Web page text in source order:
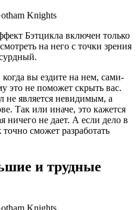
Бэтцикла включен только
на него с точки зрения
вы ездите на нем, сами-
это не поможет скрыть вас.
не является невидимым, а
Так или иначе, это кажется
ничего не дает. А если дело в
сможет разработать
и трудные